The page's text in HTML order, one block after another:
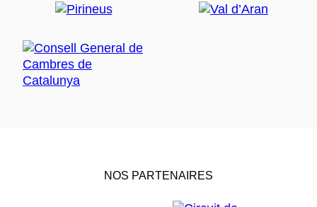
NOS PARTENAIRES